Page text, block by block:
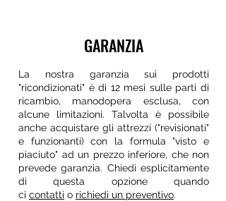
GARANZIA
La nostra garanzia sui prodotti
"ricondizionati" è di 12 mesi sulle parti di
ricambio, manodopera esclusa, con
alcune limitazioni. Talvolta è possibile
anche acquistare gli attrezzi ("revisionati"
e funzionanti) con la formula "visto e
piaciuto" ad un prezzo inferiore, che non
prevede garanzia. Chiedi esplicitamente
di questa opzione quando
ci contatti o richiedi un preventivo.